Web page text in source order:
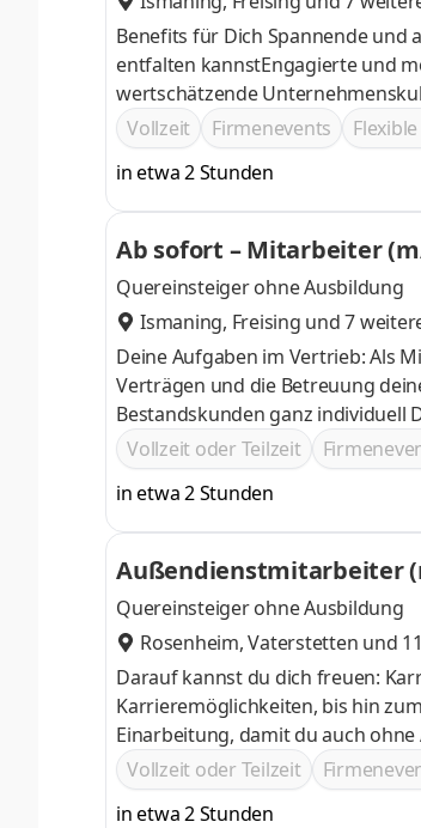
Benefits für Dich Spannende und
entfalten kannstEngagierte und
wertschätzende
Dein IHK-ZertifikatAttraktive
internationales Arbeitsumfeld
Vollzeit Firmenevents
in etwa 2 Stunden
Ab sofort – Mitarbeiter
Quereinsteiger ohne Ausbildung
Ismaning, Freising und 7
Deine Aufgaben im Vertrieb: Als Mitarbeiter (m/w/d) im Vertrieb ohne Ausbildung bist du für den Abschluss von
Verträgen und die Betreuung
Bestandskunden ganz individuell
Vollzeit oder Teilzeit
in etwa 2 Stunden
Außendienstmitarbeiter
Quereinsteiger ohne Ausbildung
Rosenheim,Vaterstetten und
Darauf kannst du dich freuen:
Karrieremöglichkeiten, bis hin
Einarbeitung, damit du auch ohne Ausbildung
erhältst du eine leistungsbezogene Provision,
Deine Leistung wird regelmäßig
Vollzeit oder Teilzeit
in etwa 2 Stunden